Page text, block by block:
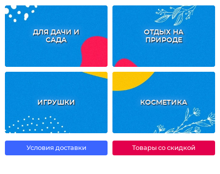
ДЛЯ ДАЧИ И
САДА
ОТДЫХ НА
ПРИРОДЕ
ИГРУШКИ КОСМЕТИКА
Условия доставки Товары со скидкой